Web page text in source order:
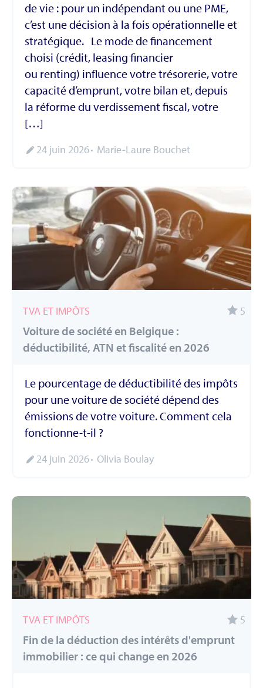
de vie : pour un indépendant ou une PME,
c’est une décision à la fois opérationnelle et
stratégique. Le mode de financement
choisi (crédit, leasing financier
ou renting) influence votre trésorerie, votre
capacité d’emprunt, votre bilan et, depuis
la réforme du verdissement fiscal, votre
[…]
24 juin 2026 Marie-Laure Bouchet
TVA ET IMPÔTS 5
Voiture de société en Belgique :
déductibilité, ATN et fiscalité en 2026
Le pourcentage de déductibilité des impôts
pour une voiture de société dépend des
émissions de votre voiture. Comment cela
fonctionne-t-il ?
24 juin 2026 Olivia Boulay
TVA ET IMPÔTS 5
Fin de la déduction des intérêts d'emprunt
immobilier : ce qui change en 2026